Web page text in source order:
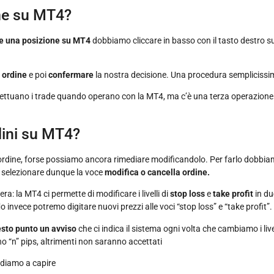
su MT4?
una posizione su MT4dobbiamo cliccare in basso con il tasto destro
ordinee poiconfermare la nostra decisione. Una procedura
i trade quando operano con la MT4, ma c’è una terza
su MT4?
forse possiamo ancora rimediare modificandolo. Per farlo
dunque la vocemodifica o cancella ordine.
la MT4 ci permette di modificare i livelli distop lossetake profit in
invece potremo digitare nuovi prezzi alle voci “stop loss” e “take profit”.
punto un avvisoche ci indica il sistema ogni volta che cambiamo i
“n” pips, altrimenti non saranno accettati
a capire